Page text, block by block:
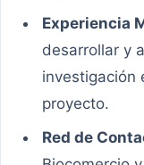
Experiencia
desarrollar y
investigación
proyecto.
Red de